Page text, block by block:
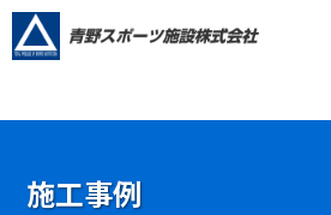
施工事例